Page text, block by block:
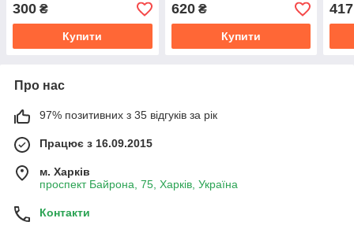
300 ₴
Купити
620₴
Купити
417
Про нас
97% позитивних з 35 відгуків за рік
Працює з 16.09.2015
м. Харків
проспект Байрона, 75, Харків, Україна
Контакти